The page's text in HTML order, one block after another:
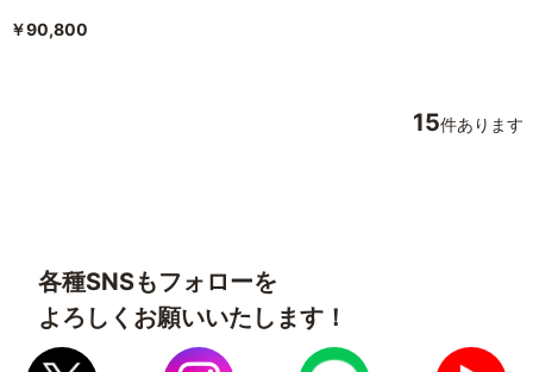
￥90,800
15件あります
各種SNSもフォローを
よろしくお願いいたします！